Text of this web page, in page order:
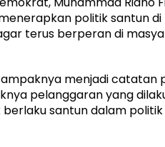
politik santun di
terus berperan di
menjadi catatan
pelanggaran yang
santun dalam